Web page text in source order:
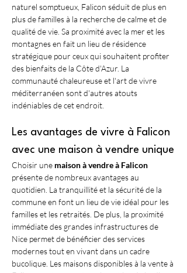
naturel somptueux, Falicon séduit de plus en
plus de familles à la recherche de calme et de
qualité de vie. Sa proximité avec la mer et les
montagnes en fait un lieu de résidence
stratégique pour ceux qui souhaitent profiter
des bienfaits de la Côte d'Azur. La
communauté chaleureuse et l'art de vivre
méditerranéen sont d'autres atouts
indéniables de cet endroit.
Les avantages de vivre à Falicon
avec une maison à vendre unique
Choisir une maison à vendre à Falicon
présente de nombreux avantages au
quotidien. La tranquillité et la sécurité de la
commune en font un lieu de vie idéal pour les
familles et les retraités. De plus, la proximité
immédiate des grandes infrastructures de
Nice permet de bénéficier des services
modernes tout en vivant dans un cadre
bucolique. Les maisons disponibles à la vente à